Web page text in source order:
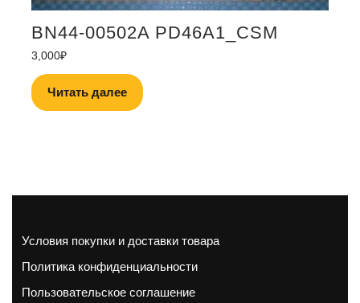
BN44-00502A PD46A1_CSM
3,000₽
Читать далее
Условия покупки и доставки товара
Политика конфиденциальности
Пользовательское соглашение